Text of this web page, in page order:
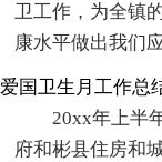
卫工作，为全镇
康水平做出我们
爱国卫生月工作总
20xx年上半
府和彬县住房和